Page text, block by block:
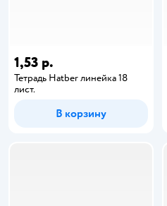
1,53 р.
Тетрадь Hatber линейка 18
лист.
В корзину